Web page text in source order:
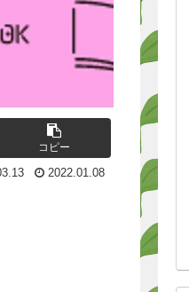
コピー
2022.01.08